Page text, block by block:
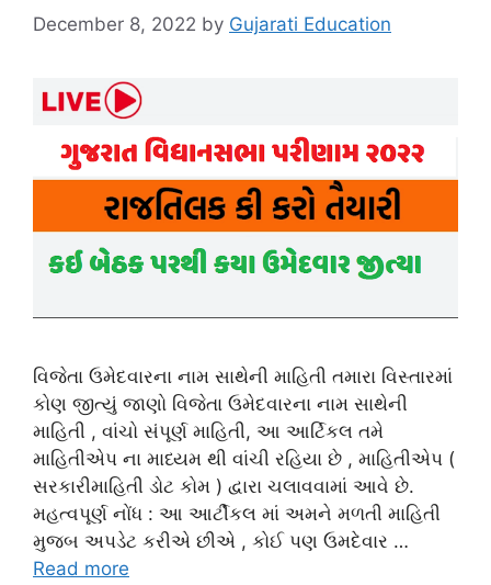
December 8, 2022 by Gujarati Education
વિજેતા ઉમેદવારના નામ સાથેની માહિતી તમારા વિસ્તારમાં
કોણ જીત્યું જાણો વિજેતા ઉમેદવારના નામ સાથેની
માહિતી , વાંચો સંપૂર્ણ માહિતી, આ આર્ટિકલ તમે
માહિતીએપ ના માધ્યમ થી વાંચી રહિયા છે , માહિતીએપ (
સરકારીમાહિતી ડોટ કોમ ) દ્વારા ચલાવવામાં આવે છે.
મહત્વપૂર્ણ નોંધ : આ આર્ટીકલ માં અમને મળતી માહિતી
મુજબ અપડેટ કરીએ છીએ , કોઈ પણ ઉમદેવાર …
Read more